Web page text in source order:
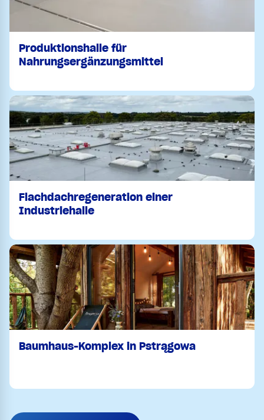
Produktionshalle für
Nahrungsergänzungsmittel
Flachdachregeneration einer
Industriehalle
Baumhaus-Komplex in Pstrągowa